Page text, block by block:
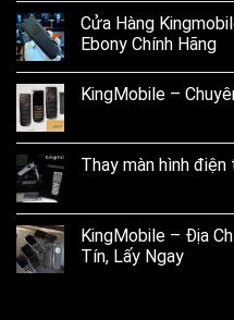
Cửa Hàng
Ebony Chính Hãng
KingMobile –
Thay màn hình
KingMobile – Địa
Tín, Lấy Ngay